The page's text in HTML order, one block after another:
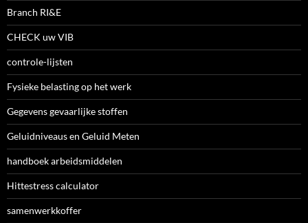
Branch RI&E
CHECK uw VIB
controle-lijsten
Fysieke belasting op het werk
Gegevens gevaarlijke stoffen
Geluidniveaus en Geluid Meten
handboek arbeidsmiddelen
Hittestress calculator
samenwerkkoffer